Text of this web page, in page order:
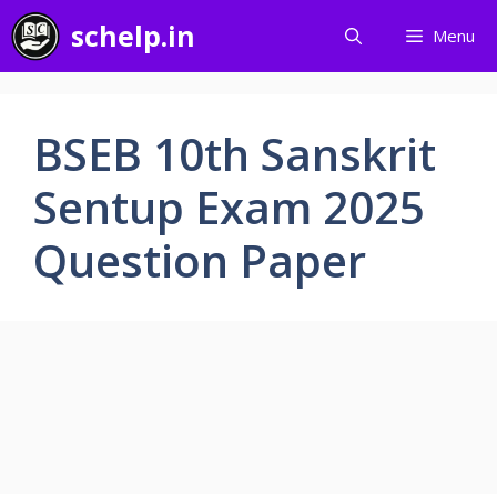
Skip
to
content
schelp.in Menu
BSEB 10th Sanskrit
Sentup Exam 2025
Question Paper